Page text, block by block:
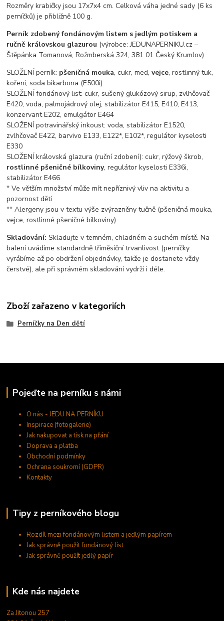
Rozměry krabičky jsou 17x7x4 cm. Celková váha jedné sady (6 ks
perníčků) je přibližně 100 g.
Perník zdobený fondánovým listem s jedlým potiskem a
ručně královskou glazurou (výrobce: JEDUNAPERNIKU.cz –
Štěpánka Tomanová, Rožmberská 324, 381 01 Český Krumlov)
SLOŽENÍ perník: pšeničná mouka, cukr, med,vejce, rostlinný tuk,
koření, soda bikarbona (E500i)
SLOŽENÍ fondánový list: cukr, sušený glukózový sirup, zvlhčovač
E420, voda, palmojádrový olej, stabilizátor E415, E410, E413,
konzervant E202, emulgátor E464
SLOŽENÍ potravinářský inkoust: voda, stabilizátor E1520,
zvlhčovač E422, barvivo E133, E122*, E102*, regulátor kyselosti
E330
SLOŽENÍ královská glazura (ruční zdobení): cukr, rýžový škrob,
rostlinné pšeničné bílkoviny, regulátor kyselosti E336i,
stabilizátor E466
* Ve větším množství může mít nepříznivý vliv na aktivitu a
pozornost dětí
** Alergeny jsou v textu výše zvýrazněny tučně (pšeničná mouka,
vejce, rostlinné pšeničné bílkoviny)
Skladování: Skladujte v temném, chladném a suchém místě. Na
balení uvádíme standardně tříměsíční trvanlivost (perníčky
vyrábíme až po obdržení objednávky, takže je dostanete vždy
čerstvé), ale při správném skladování vydrží i déle.
Zboží zařazeno v kategoriích
Perníčky na Den dětí
Pojeďte na perníku s námi
O nás - JEDU NA PERNÍKU
Inspirace (fotogalerie)
Jak nakupovat a tisk na přání
Doprava a platba
Obchodní podmínky
Ochrana soukromí (GDPR)
Kontakty
Tipy z perníkového blogu
Rozdíl mezi fondánovým listem a jedlým papírem
Jak správně použít fondánový list
Jak správně použít jedlý papír
Kde nás najdete
Za Jitonou 257